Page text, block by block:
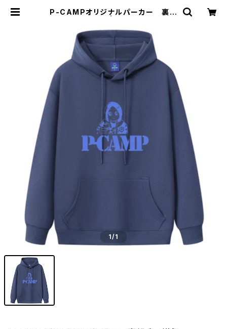
P-CAMPオリジナルパーカー 裏起
1/1